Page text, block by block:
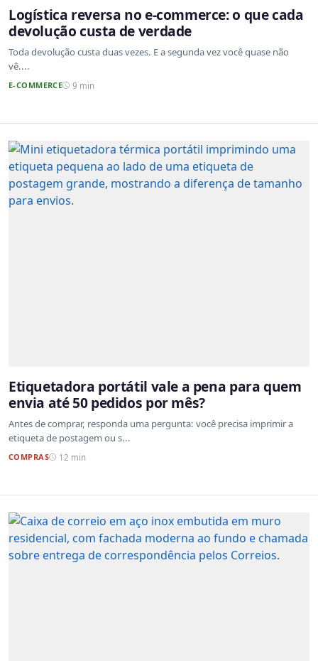
Logística reversa no e-commerce: o que cada
devolução custa de verdade
Toda devolução custa duas vezes. E a segunda vez você quase não
vê....
E-COMMERCE 9 min
Etiquetadora portátil vale a pena para quem
envia até 50 pedidos por mês?
Antes de comprar, responda uma pergunta: você precisa imprimir a
etiqueta de postagem ou s...
COMPRAS 12 min